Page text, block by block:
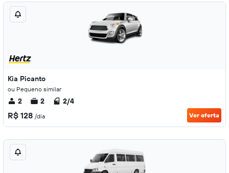
Kia Picanto
ou Pequeno similar
2 2 2/4
R$ 128 /dia Ver oferta